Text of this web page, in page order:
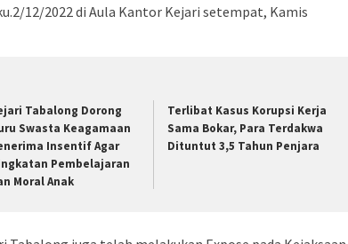
12/2022 di Aula Kantor Kejari setempat, Kamis
Tabalong Dorong
Swasta Keagamaan
Insentif Agar
Pembelajaran
Moral Anak
Terlibat Kasus Korupsi Kerja
Sama Bokar, Para Terdakwa
Dituntut 3,5 Tahun Penjara